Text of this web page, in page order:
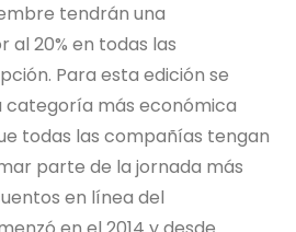
tendrán una
al 20% en todas las
Para esta edición se
categoría más económica
todas las compañías tengan
parte de la jornada más
en línea del